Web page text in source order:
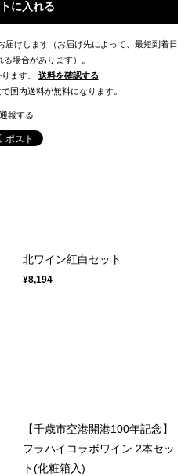
に入れる
けします（お届け先によって、最短到着日
場合があります）。
ます。
送料を確認する
国内送料が無料になります。
通報する
北ワイン紅白セット
¥8,194
【千歳市空港開港100年記念】
フラハイコラボワイン 2本セッ
ト(化粧箱入)